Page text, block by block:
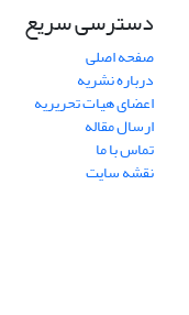
دسترسی سریع
صفحه اصلی
درباره نشریه
اعضای هیات تحریریه
ارسال مقاله
تماس با ما
نقشه سایت